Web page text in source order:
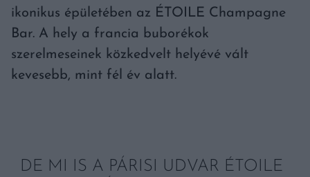
ikonikus épületében az ÉTOILE Champagne
Bar. A hely a francia buborékok
szerelmeseinek közkedvelt helyévé vált
kevesebb, mint fél év alatt.
DE MI IS A PÁRISI UDVAR ÉTOILE